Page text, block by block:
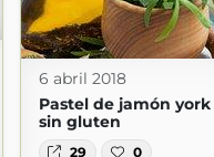
6 abril 2018
Pastel de jamón york
sin gluten
29 0